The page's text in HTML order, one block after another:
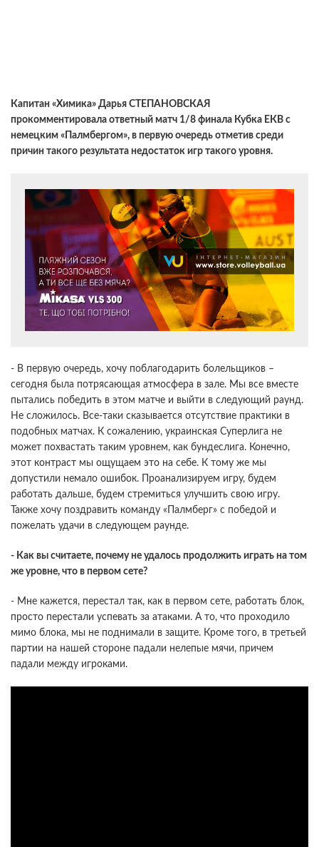
Капитан «Химика» Дарья СТЕПАНОВСКАЯ
прокомментировала ответный матч 1/8 финала Кубка ЕКВ с
немецким «Палмбергом», в первую очередь отметив среди
причин такого результата недостаток игр такого уровня.
- В первую очередь, хочу поблагодарить болельщиков –
сегодня была потрясающая атмосфера в зале. Мы все вместе
пытались победить в этом матче и выйти в следующий раунд.
Не сложилось. Все-таки сказывается отсутствие практики в
подобных матчах. К сожалению, украинская Суперлига не
может похвастать таким уровнем, как бундеслига. Конечно,
этот контраст мы ощущаем это на себе. К тому же мы
допустили немало ошибок. Проанализируем игру, будем
работать дальше, будем стремиться улучшить свою игру.
Также хочу поздравить команду «Палмберг» с победой и
пожелать удачи в следующем раунде.
- Как вы считаете, почему не удалось продолжить играть на том
же уровне, что в первом сете?
- Мне кажется, перестал так, как в первом сете, работать блок,
просто перестали успевать за атаками. А то, что проходило
мимо блока, мы не поднимали в защите. Кроме того, в третьей
партии на нашей стороне падали нелепые мячи, причем
падали между игроками.